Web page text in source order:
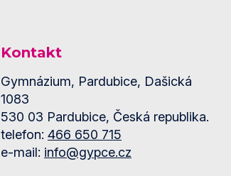
Kontakt
Gymnázium, Pardubice, Dašická
1083
530 03 Pardubice, Česká republika.
telefon: 466 650 715
e-mail: info@gypce.cz